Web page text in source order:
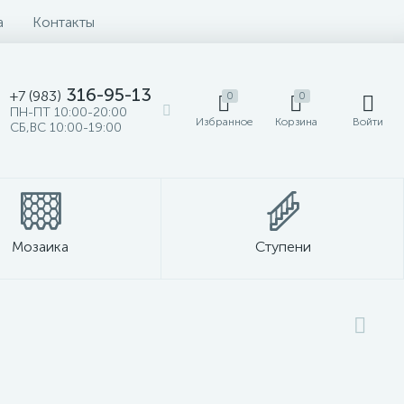
Контакты
+7 (983) 316-95-13
ПН-ПТ 10:00-20:00
СБ,ВС 10:00-19:00
0
Избранное
0
Корзина Войти
Мозаика Ступени